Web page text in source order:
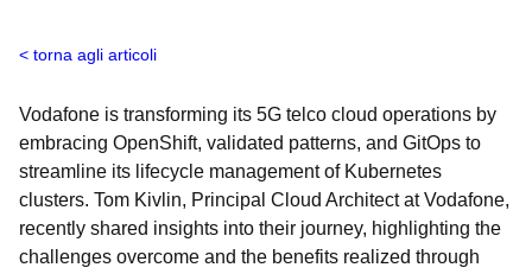
torna agli articoli
Vodafone is transforming its 5G telco cloud operations by
embracing OpenShift, validated patterns, and GitOps to
streamline its lifecycle management of Kubernetes
clusters. Tom Kivlin, Principal Cloud Architect at Vodafone,
recently shared insights into their journey, highlighting the
challenges overcome and the benefits realized through